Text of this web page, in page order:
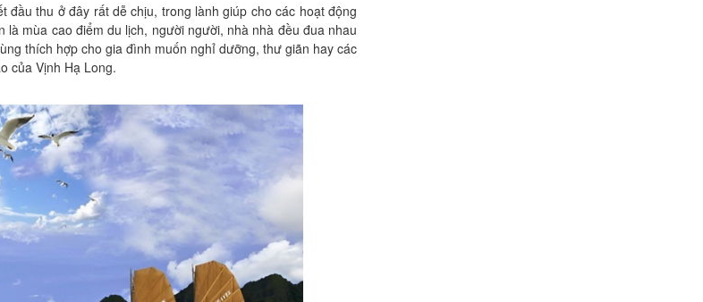
đầu thu ở đây rất dễ chịu, trong lành giúp cho các hoạt động
mùa cao điểm du lịch, người người, nhà nhà đều đua nhau
thích hợp cho gia đình muốn nghỉ dưỡng, thư giãn hay các
của Vịnh Hạ Long.